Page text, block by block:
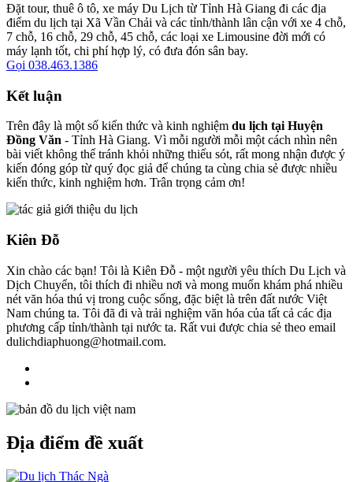
Đặt tour, thuê ô tô, xe máy Du Lịch từ Tỉnh Hà Giang đi các địa
điểm du lịch tại Xã Vần Chải và các tỉnh/thành lân cận với xe 4 chỗ,
7 chỗ, 16 chỗ, 29 chỗ, 45 chỗ, các loại xe Limousine đời mới có
máy lạnh tốt, chi phí hợp lý, có đưa đón sân bay.
Gọi 038.463.1386
Kết luận
Trên đây là một số kiến thức và kinh nghiệm du lịch tại Huyện
Đồng Văn - Tỉnh Hà Giang. Vì mỗi người mỗi một cách nhìn nên
bài viết không thể tránh khỏi những thiếu sót, rất mong nhận được ý
kiến đóng góp từ quý đọc giả để chúng ta cùng chia sẻ được nhiều
kiến thức, kinh nghiệm hơn. Trân trọng cảm ơn!
Kiên Đỗ
Xin chào các bạn! Tôi là Kiên Đỗ - một người yêu thích Du Lịch và
Dịch Chuyển, tôi thích đi nhiều nơi và mong muốn khám phá nhiều
nét văn hóa thú vị trong cuộc sống, đặc biệt là trên đất nước Việt
Nam chúng ta. Tôi đã đi và trải nghiệm văn hóa của tất cả các địa
phương cấp tỉnh/thành tại nước ta. Rất vui được chia sẻ theo email
dulichdiaphuong@hotmail.com.
Địa điểm đề xuất